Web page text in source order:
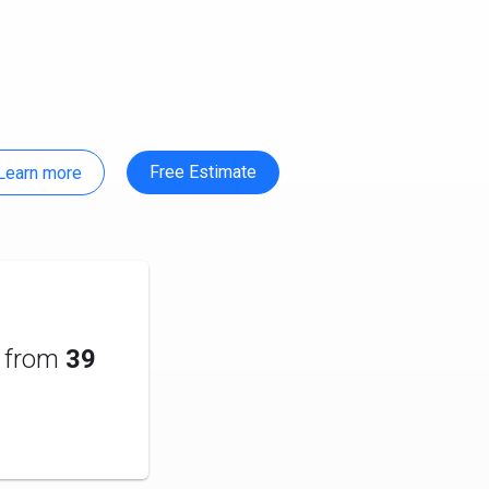
more Free Estimate
from 39